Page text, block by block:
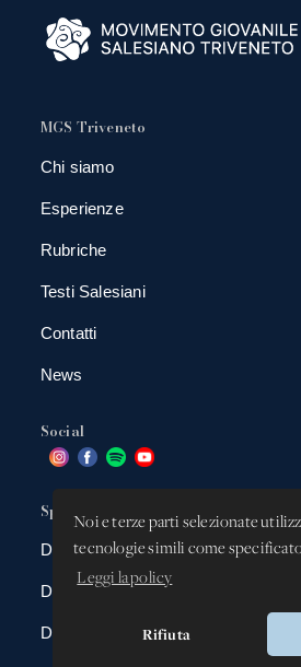
Noi e terze parti selezionate
tecnologie simili come
Leggi la policy
Rifiuta
MGS Triveneto
Chi siamo
Esperienze
Rubriche
Testi Salesiani
Contatti
News
Social
Spazio app
DBAnima
DBContest
DBDrive